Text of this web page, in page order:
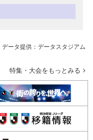
データ提供：データスタジアム
特集・大会をもっとみる